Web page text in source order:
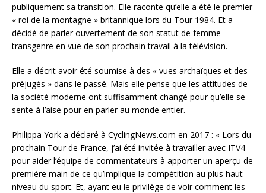
publiquement sa transition. Elle raconte qu’elle a été le premier
« roi de la montagne » britannique lors du Tour 1984. Et a
décidé de parler ouvertement de son statut de femme
transgenre en vue de son prochain travail à la télévision.
Elle a décrit avoir été soumise à des « vues archaïques et des
préjugés » dans le passé. Mais elle pense que les attitudes de
la société moderne ont suffisamment changé pour qu’elle se
sente à l’aise pour en parler au monde entier.
Philippa York a déclaré à CyclingNews.com en 2017 : « Lors du
prochain Tour de France, j’ai été invitée à travailler avec ITV4
pour aider l’équipe de commentateurs à apporter un aperçu de
première main de ce qu’implique la compétition au plus haut
niveau du sport. Et, ayant eu le privilège de voir comment les